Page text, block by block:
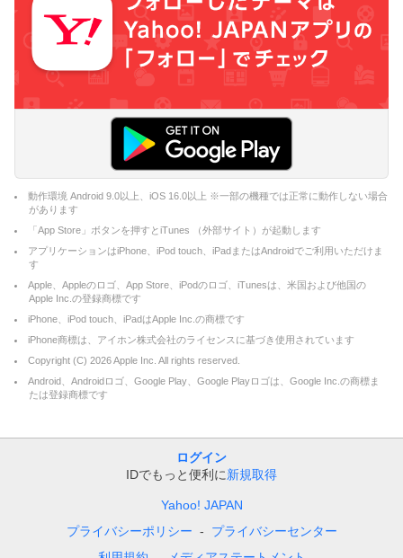
動作環境 Android 9.0以上、iOS 16.0以上 ※一部の機種では正常に動作しない場合
があります
「App Store」ボタンを押すとiTunes （外部サイト）が起動します
アプリケーションはiPhone、iPod touch、iPadまたはAndroidでご利用いただけま
す
Apple、Appleのロゴ、App Store、iPodのロゴ、iTunesは、米国および他国の
Apple Inc.の登録商標です
iPhone、iPod touch、iPadはApple Inc.の商標です
iPhone商標は、アイホン株式会社のライセンスに基づき使用されています
Copyright (C) 2026Apple Inc. All rights reserved.
Android、Androidロゴ、Google Play、Google Playロゴは、Google Inc.の商標ま
たは登録商標です
ログイン
IDでもっと便利に新規取得
Yahoo! JAPAN
プライバシーポリシー
プライバシーセンター